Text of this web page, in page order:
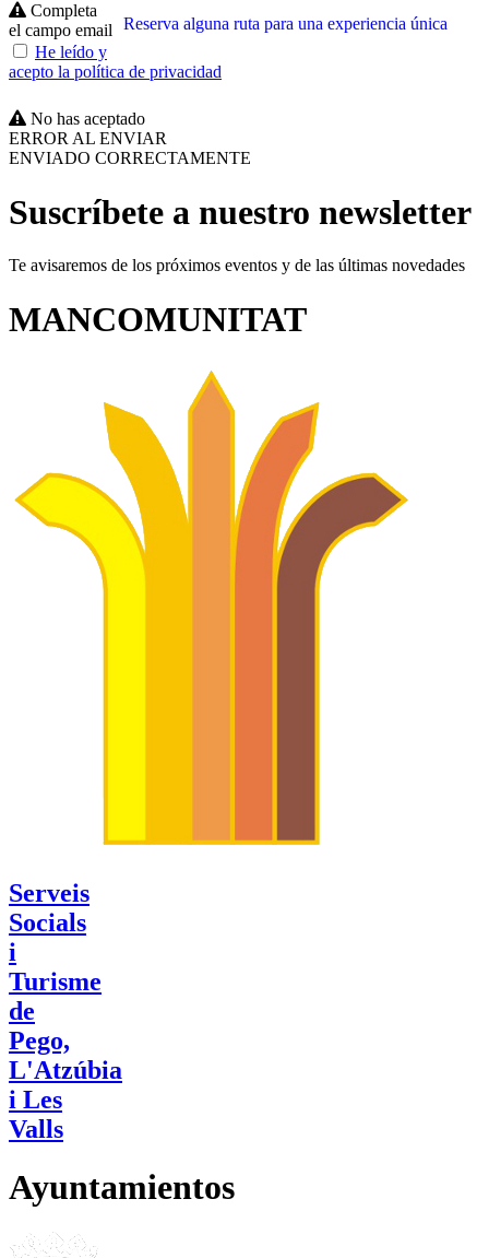
Reserva alguna ruta para una experiencia única
Completa
el campo email
He leído y
acepto la política de privacidad
No has aceptado
ERROR AL ENVIAR
ENVIADO CORRECTAMENTE
Suscríbete a nuestro newsletter
Te avisaremos de los próximos eventos y de las últimas novedades
MANCOMUNITAT
Serveis
Socials
i
Turisme
de
Pego,
L'Atzúbia
i Les
Valls
Ayuntamientos